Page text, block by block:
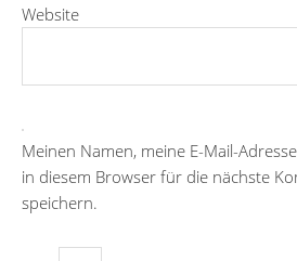
Website
Meinen Namen, meine E-Mail-
in diesem Browser für die nächste
speichern.